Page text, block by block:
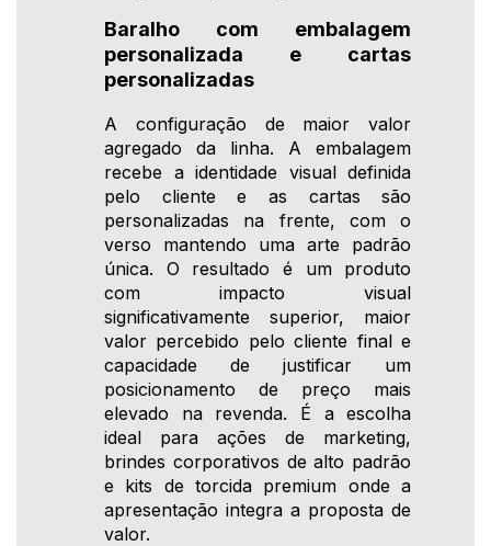
Baralho com embalagem
personalizada e cartas
personalizadas
A configuração de maior valor
agregado da linha. A embalagem
recebe a identidade visual definida
pelo cliente e as cartas são
personalizadas na frente, com o
verso mantendo uma arte padrão
única. O resultado é um produto
com impacto visual
significativamente superior, maior
valor percebido pelo cliente final e
capacidade de justificar um
posicionamento de preço mais
elevado na revenda. É a escolha
ideal para ações de marketing,
brindes corporativos de alto padrão
e kits de torcida premium onde a
apresentação integra a proposta de
valor.